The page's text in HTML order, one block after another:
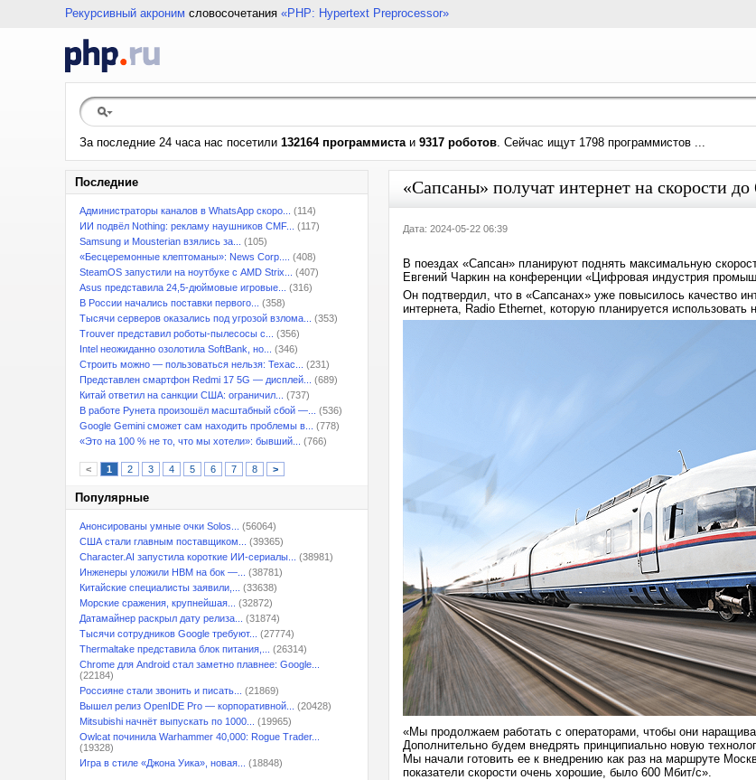
Рекурсивный акроним словосочетания «PHP: Hypertext Preprocessor»
За последние 24 часа нас посетили 132164 программистаи 9317 роботов. Сейчас ищут 1798 программистов ...
Последние
Администраторы каналов в WhatsApp скоро...
(114)
ИИ подвёл Nothing: рекламу наушников CMF...
(117)
Samsung и Mousterian взялись за...
(105)
«Бесцеремонные клептоманы»: News Corp....
(408)
SteamOS запустили на ноутбуке с AMD Strix...
(407)
Asus представила 24,5-дюймовые игровые...
(316)
В России начались поставки первого...
(358)
Тысячи серверов оказались под угрозой взлома...
(353)
Trouver представил роботы-пылесосы с...
(356)
Intel неожиданно озолотила SoftBank, но...
(346)
Строить можно — пользоваться нельзя: Техас...
(231)
Представлен смартфон Redmi 17 5G — дисплей...
(689)
Китай ответил на санкции США: ограничил...
(737)
В работе Рунета произошёл масштабный сбой —...
(536)
Google Gemini сможет сам находить проблемы в...
(778)
«Это на 100 % не то, что мы хотели»: бывший...
(766)
< 1 2 3 4 5 6 7 8 >
Популярные
Анонсированы умные очки Solos...
(56064)
США стали главным поставщиком...
(39365)
Character.AI запустила короткие ИИ-сериалы...
(38981)
Инженеры уложили HBM на бок —...
(38781)
Китайские специалисты заявили,...
(33638)
Морские сражения, крупнейшая...
(32872)
Датамайнер раскрыл дату релиза...
(31874)
Тысячи сотрудников Google требуют...
(27774)
Thermaltake представила блок питания,...
(26314)
Chrome для Android стал заметно плавнее: Google...
(22184)
Россияне стали звонить и писать...
(21869)
Вышел релиз OpenIDE Pro — корпоративной...
(20428)
Mitsubishi начнёт выпускать по 1000...
(19965)
Owlcat починила Warhammer 40,000: Rogue Trader...
(19328)
Игра в стиле «Джона Уика», новая...
(18848)
«Сапсаны» получат интернет на скорости
Дата: 2024-05-22 06:39
В поездах «Сапсан» планируют поднять максимальную
Евгений Чаркин на конференции «Цифровая индустрия
Он подтвердил, что в «Сапсанах» уже повысилось качество
интернета, Radio Ethernet, которую планируется
«Мы продолжаем работать с операторами, чтобы они
Дополнительно будем внедрять принципиально новую
Мы начали готовить ее к внедрению как раз на маршруте
показатели скорости очень хорошие, было 600 Мбит/с».